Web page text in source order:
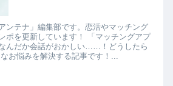
ンテナ」編集部です。恋活やマッチング
ポを更新しています！ 「マッチングアプ
んだか会話がおかしい……！どうしたら
お悩みを解決する記事です！...